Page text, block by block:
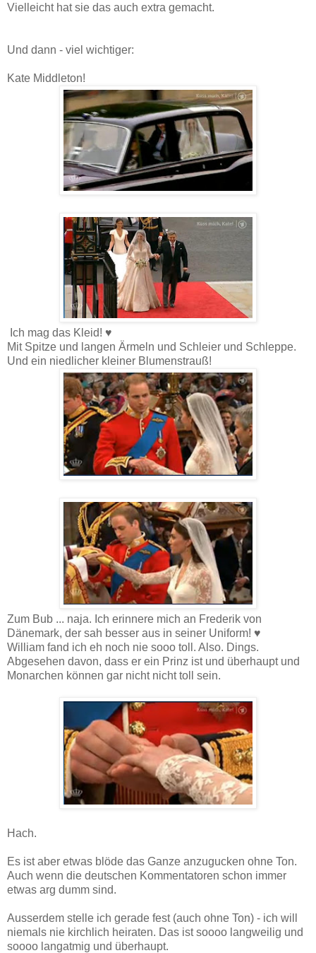
Vielleicht hat sie das auch extra gemacht.
Und dann - viel wichtiger:
Kate Middleton!
Ich mag das Kleid! ♥
Mit Spitze und langen Ärmeln und Schleier und Schleppe.
Und ein niedlicher kleiner Blumenstrauß!
Zum Bub ... naja. Ich erinnere mich an Frederik von
Dänemark, der sah besser aus in seiner Uniform! ♥
William fand ich eh noch nie sooo toll. Also. Dings.
Abgesehen davon, dass er ein Prinz ist und überhaupt und
Monarchen können gar nicht nicht toll sein.
Hach.
Es ist aber etwas blöde das Ganze anzugucken ohne Ton.
Auch wenn die deutschen Kommentatoren schon immer
etwas arg dumm sind.
Ausserdem stelle ich gerade fest (auch ohne Ton) - ich will
niemals nie kirchlich heiraten. Das ist soooo langweilig und
soooo langatmig und überhaupt.